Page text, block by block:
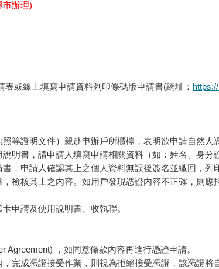
市辦理)
或線上填寫申請資料列印條碼版申請書(網址：
等證明文件）親赴申辦戶所櫃檯，表明欲申請自然人
明書，請申請人填寫申請相關資料（如：姓名、身分
，申請人確認其上之個人資料無誤後簽名並繳回，列
檢核其上之內容。如用戶發現憑證內容不正確，則
申請及使用說明書、收執聯。
Agreement) ，如同意條款內容再進行憑證申請。
完成憑證接受作業，則視為拒絕接受憑證，該憑證將